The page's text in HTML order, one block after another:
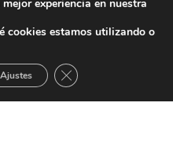
experiencia en nuestra
cookies estamos utilizando o
Ajustes Cerrar el banner de